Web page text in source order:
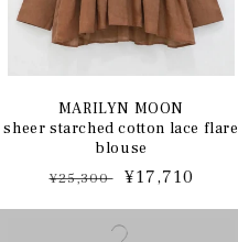
MARILYN MOON
sheer starched cotton lace flare
blouse
通
常
¥25,300
セ
ー
ル
¥17,710